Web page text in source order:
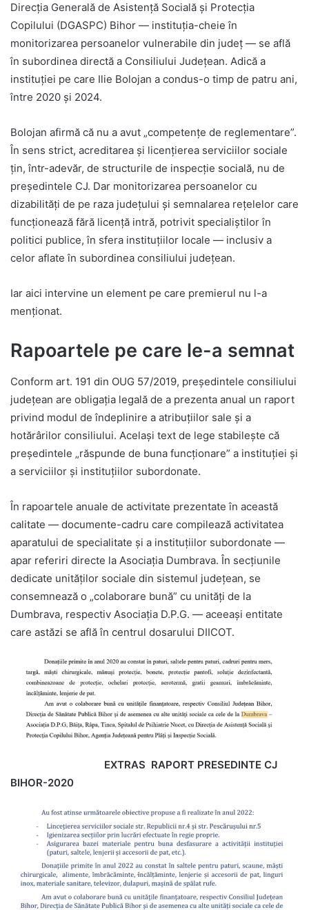
Direcția Generală de Asistență Socială și Protecția
Copilului (DGASPC) Bihor — instituția-cheie în
monitorizarea persoanelor vulnerabile din județ — se află
în subordinea directă a Consiliului Județean. Adică a
instituției pe care Ilie Bolojan a condus-o timp de patru ani,
între 2020 și 2024.
Bolojan afirmă că nu a avut „competențe de reglementare”.
În sens strict, acreditarea și licențierea serviciilor sociale
țin, într-adevăr, de structurile de inspecție socială, nu de
președintele CJ. Dar monitorizarea persoanelor cu
dizabilități de pe raza județului și semnalarea rețelelor care
funcționează fără licență intră, potrivit specialiștilor în
politici publice, în sfera instituțiilor locale — inclusiv a
celor aflate în subordinea consiliului județean.
Iar aici intervine un element pe care premierul nu l-a
menționat.
Rapoartele pe care le-a semnat
Conform art. 191 din OUG 57/2019, președintele consiliului
județean are obligația legală de a prezenta anual un raport
privind modul de îndeplinire a atribuțiilor sale și a
hotărârilor consiliului. Același text de lege stabilește că
președintele „răspunde de buna funcționare” a instituției și
a serviciilor și instituțiilor subordonate.
În rapoartele anuale de activitate prezentate în această
calitate — documente-cadru care compilează activitatea
aparatului de specialitate și a instituțiilor subordonate —
apar referiri directe la Asociația Dumbrava. În secțiunile
dedicate unităților sociale din sistemul județean, se
consemnează o „colaborare bună” cu unități de la
Dumbrava, respectiv Asociația D.P.G. — aceeași entitate
care astăzi se află în centrul dosarului DIICOT.
EXTRAS RAPORT PRESEDINTE CJ
BIHOR-2020